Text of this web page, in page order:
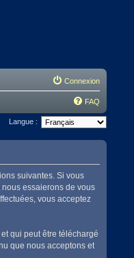
Connexion
FAQ
Langue :
suivantes. Si vous
essaierons de vous
vous acceptez
et qui peut être téléchargé
que nous acceptons et